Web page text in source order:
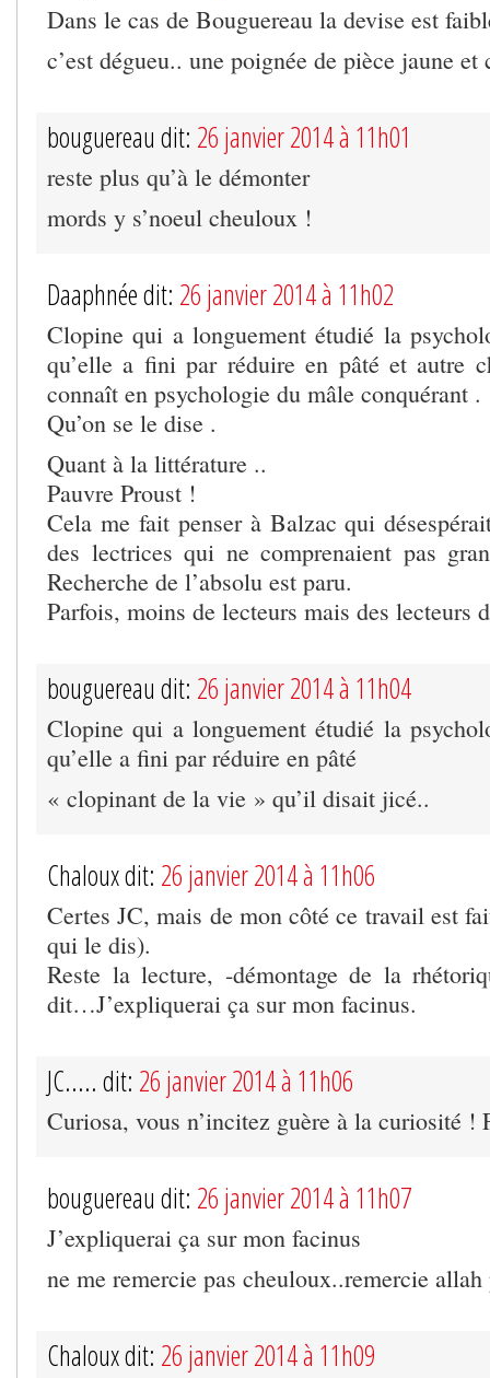
Dans le cas de Bouguereau la devise est
c’est dégueu.. une poignée de pièce jaune et
bouguereau dit: 26 janvier 2014 à 11h01
reste plus qu’à le démonter
mords y s’noeul cheuloux !
Daaphnée dit: 26 janvier 2014 à 11h02
Clopine qui a longuement étudié la
qu’elle a fini par réduire en pâté et autre
connaît en psychologie du mâle conquérant .
Qu’on se le dise .
Quant à la littérature ..
Pauvre Proust !
Cela me fait penser à Balzac qui
des lectrices qui ne comprenaient pas
Recherche de l’absolu est paru.
Parfois, moins de lecteurs mais des lecteurs
bouguereau dit: 26 janvier 2014 à 11h04
Clopine qui a longuement étudié la
qu’elle a fini par réduire en pâté
« clopinant de la vie » qu’il disait jicé..
Chaloux dit: 26 janvier 2014 à 11h06
Certes JC, mais de mon côté ce travail est
qui le dis).
Reste la lecture, -démontage de la
dit…J’expliquerai ça sur mon facinus.
JC..... dit: 26 janvier 2014 à 11h06
Curiosa, vous n’incitez guère à la curiosité !
bouguereau dit: 26 janvier 2014 à 11h07
J’expliquerai ça sur mon facinus
ne me remercie pas cheuloux..remercie
Chaloux dit: 26 janvier 2014 à 11h09